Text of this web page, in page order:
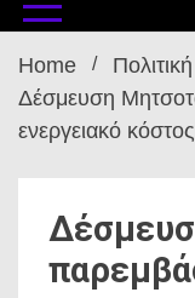
Home
Πολιτική
Δέσμευση
ενεργειακό